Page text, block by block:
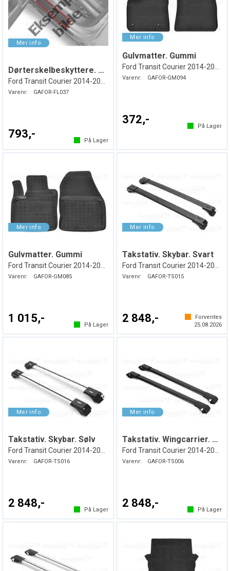
Dørterskelbeskyttere. Folie. Svart
Varenr: GAFOR-FL037
793,-
På Lager
Gulvmatter. Gummi
Varenr: GAFOR-GM094
372,-
På Lager
Gulvmatter. Gummi
Varenr: GAFOR-GM085
1 015,-
På Lager
Takstativ. Skybar. Svart
Varenr: GAFOR-TS015
2 848,-
Forventes
25.08.2026
Takstativ. Skybar. Sølv
Varenr: GAFOR-TS016
2 848,-
På Lager
Takstativ. Wingcarrier. Svart
Varenr: GAFOR-TS006
2 848,-
På Lager